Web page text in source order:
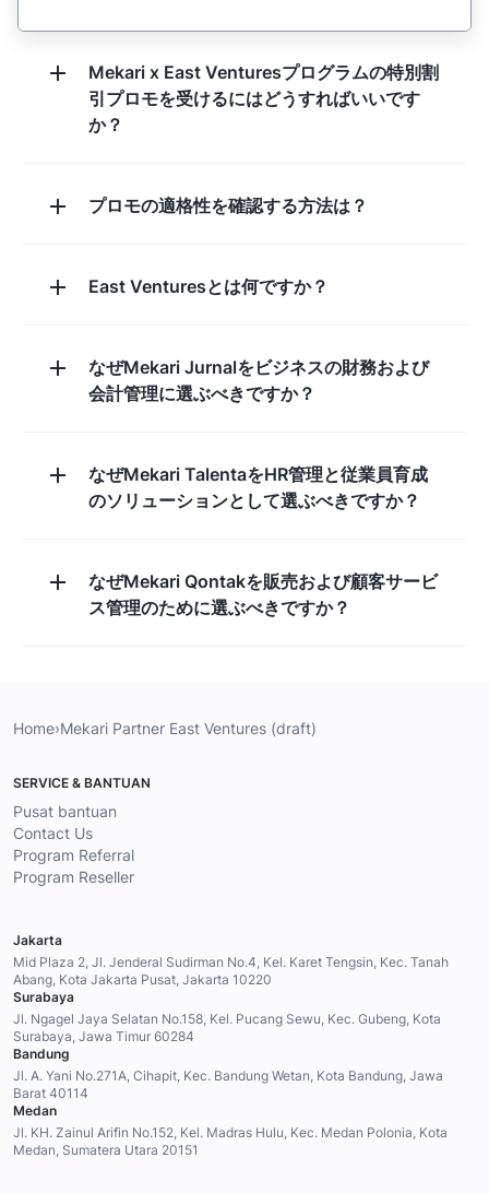
Mekari x East Venturesプログラムの特別割
引プロモを受けるにはどうすればいいです
か？
プロモの適格性を確認する方法は？
East Venturesとは何ですか？
なぜMekari Jurnalをビジネスの財務および
会計管理に選ぶべきですか？
なぜMekari TalentaをHR管理と従業員育成
のソリューションとして選ぶべきですか？
なぜMekari Qontakを販売および顧客サービ
ス管理のために選ぶべきですか？
Home›Mekari Partner East Ventures (draft)
SERVICE & BANTUAN
Pusat bantuan
Contact Us
Program Referral
Program Reseller
Jakarta
Mid Plaza 2, Jl. Jenderal Sudirman No.4, Kel. Karet Tengsin, Kec. Tanah
Abang, Kota Jakarta Pusat, Jakarta 10220
Surabaya
Jl. Ngagel Jaya Selatan No.158, Kel. Pucang Sewu, Kec. Gubeng, Kota
Surabaya, Jawa Timur 60284
Bandung
Jl. A. Yani No.271A, Cihapit, Kec. Bandung Wetan, Kota Bandung, Jawa
Barat 40114
Medan
Jl. KH. Zainul Arifin No.152, Kel. Madras Hulu, Kec. Medan Polonia, Kota
Medan, Sumatera Utara 20151